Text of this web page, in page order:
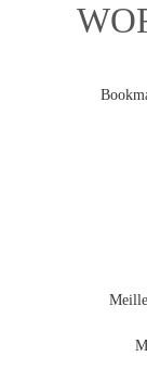
Anonyme
nouvelle
changez de
de la
Conforme
gares,
La